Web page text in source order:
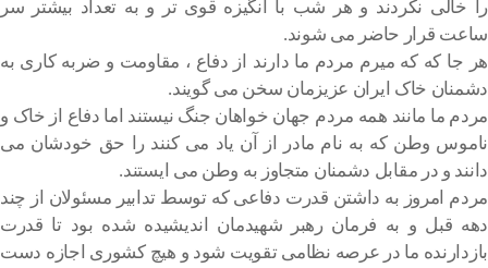
را خالی نکردند و هر شب با انگیزه قوی تر و به تعداد بیشتر سر
ساعت قرار حاضر می شوند.
هر جا که که میرم مردم ما دارند از دفاع ‌، مقاومت و ضربه کاری به
دشمنان خاک ایران عزیزمان سخن می گویند.
مردم ما مانند همه مردم جهان خواهان جنگ نیستند اما دفاع از خاک و
ناموس وطن که به نام مادر از آن یاد می کنند را حق خودشان می
دانند و در مقابل دشمنان متجاوز به وطن می ایستند.
مردم امروز به داشتن قدرت دفاعی که توسط تدابیر مسئولان از چند
دهه قبل و به فرمان رهبر شهیدمان اندیشیده شده بود تا قدرت
بازدارنده ما در عرصه نظامی تقویت شود و هیچ کشوری اجازه دست